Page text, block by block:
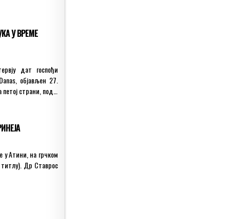
У ВРЕМЕ
дат госпођи
објављен 27.
страни, под…
у Атини, на грчком
титлу). Др Ставрос